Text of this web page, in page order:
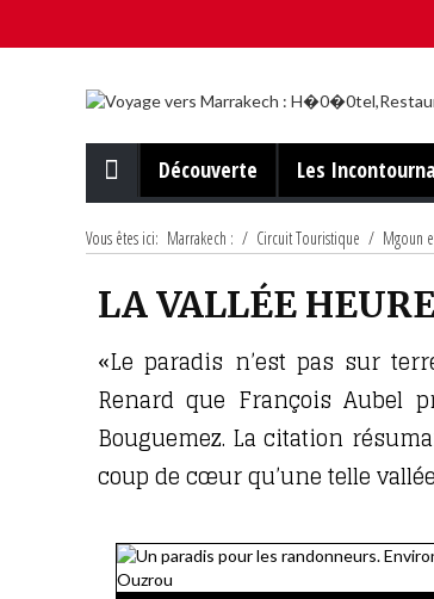
Découverte Les
Vous êtes ici: Marrakech : / Circuit Touristique / Mgoun
LA VALLÉE
«Le paradis n’est pas sur
Renard que François Aubel
Bouguemez. La citation
coup de cœur qu’une telle